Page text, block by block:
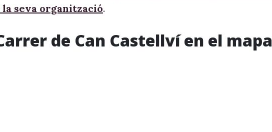
la seva organització.
de Can Castellví en el mapa